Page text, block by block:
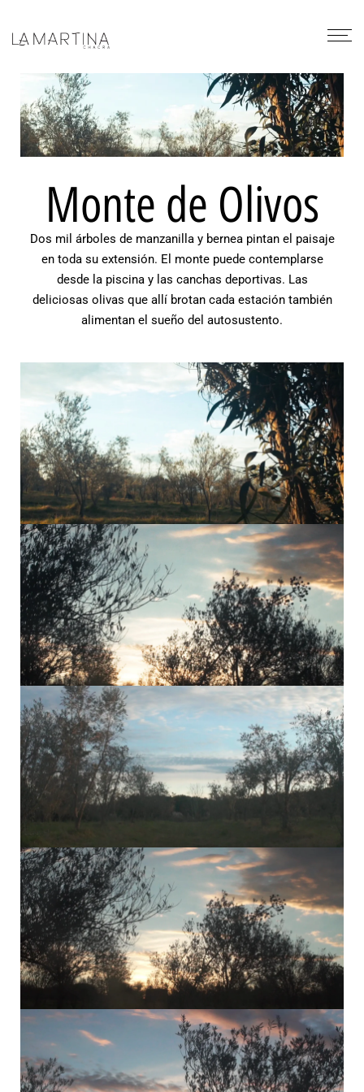
Monte de Olivos
Dos mil árboles de manzanilla y bernea pintan el paisaje
en toda su extensión. El monte puede contemplarse
desde la piscina y las canchas deportivas. Las
deliciosas olivas que allí brotan cada estación también
alimentan el sueño del autosustento.